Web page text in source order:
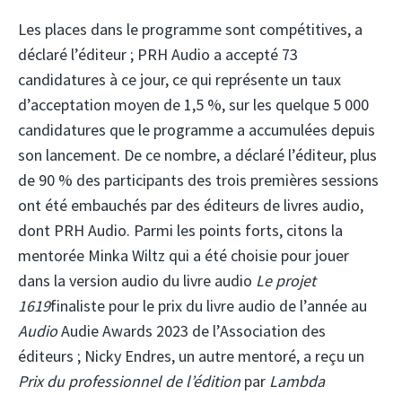
Les places dans le programme sont compétitives, a
déclaré l’éditeur ; PRH Audio a accepté 73
candidatures à ce jour, ce qui représente un taux
d’acceptation moyen de 1,5 %, sur les quelque 5 000
candidatures que le programme a accumulées depuis
son lancement. De ce nombre, a déclaré l’éditeur, plus
de 90 % des participants des trois premières sessions
ont été embauchés par des éditeurs de livres audio,
dont PRH Audio. Parmi les points forts, citons la
mentorée Minka Wiltz qui a été choisie pour jouer
dans la version audio du livre audio Le projet
1619finaliste pour le prix du livre audio de l’année au
AudioAudie Awards 2023 de l’Association des
éditeurs ; Nicky Endres, un autre mentoré, a reçu un
Prix ​​du professionnel de l’édition par Lambda